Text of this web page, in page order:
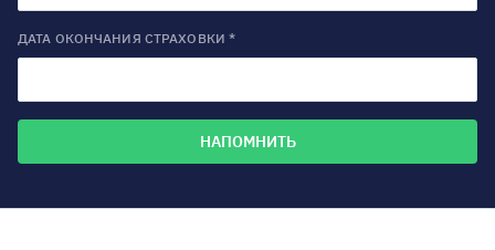
ДАТА ОКОНЧАНИЯ СТРАХОВКИ *